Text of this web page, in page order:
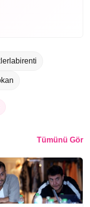
Tümünü Gör